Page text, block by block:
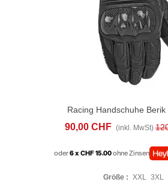
Racing Handschuhe Berik
90,00 CHF (inkl. MwSt)
oder6 x CHF 15.00ohne Zinsen
Größe : XXL 3XL